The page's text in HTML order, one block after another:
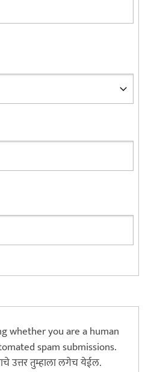
whether you are a human
spam submissions.
उत्तर तुम्हाला लगेच येईल.